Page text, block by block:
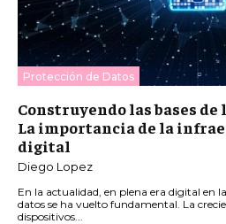
Protección de Datos
Construyendo las bases
La importancia de la
digital
Diego Lopez
En la actualidad, en plena era digital en
datos se ha vuelto fundamental. La
dispositivos...